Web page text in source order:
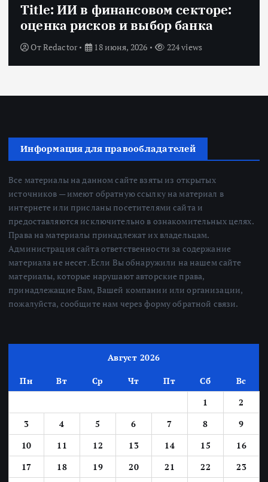
Title: ИИ в финансовом секторе:
оценка рисков и выбор банка
ОтRedactor 18 июня, 2026 224 views
Информация для правообладателей
Все материалы на данном сайте взяты из открытых
источников — имеют обратную ссылку на материал в
интернете или присланы посетителями сайта и
предоставляются исключительно в ознакомительных целях.
Права на материалы принадлежат их владельцам.
Администрация сайта ответственности за содержание
материала не несет. Если Вы обнаружили на нашем сайте
материалы, которые нарушают авторские права,
принадлежащие Вам, Вашей компании или организации,
пожалуйста, сообщите нам через форму обратной связи.
Август 2026
Пн Вт Ср Чт Пт Сб
Вс
1
2
3
4 5 6 7 8
9
10
11 12 13 14 15
16
17
18 19 20 21 22
23